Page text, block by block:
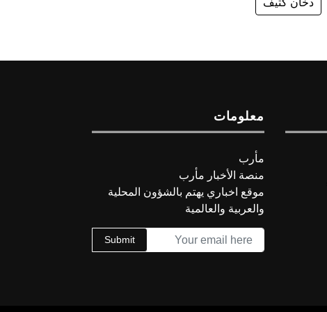
دخان كثيف
معلومات
مأرب
منصة الأخبار مأرب
موقع اخباري يهتم بالشؤون المحلية
والعربية والعالمية
Submit